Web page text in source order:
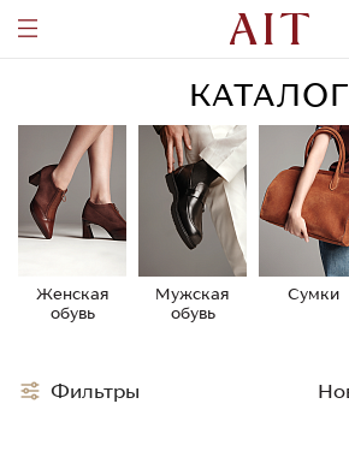
КАТАЛОГ
Женская
обувь
Мужская
обувь
Сумки
Фильтры